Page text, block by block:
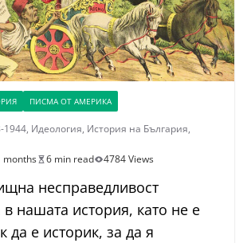
ПИСМА ОТ АМЕРИКА
1944, Идеология, История на България,
months 6 min read 4784 Views
несправедливост
нашата история, като не е
да е историк, за да я